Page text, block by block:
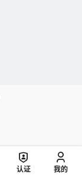
认证 我的